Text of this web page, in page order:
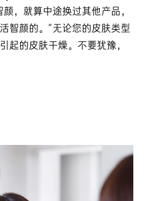
，就算中途换过其他产品，
智颜的。”无论您的皮肤类型
起的皮肤干燥。不要犹豫，